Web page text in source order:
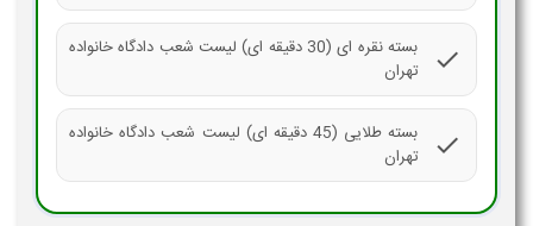
check
بسته نقره ای (30 دقیقه ای) لیست شعب دادگاه خانواده
تهران
check
بسته طلایی (45 دقیقه ای) لیست شعب دادگاه خانواده
تهران